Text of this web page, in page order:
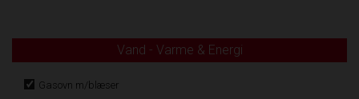
Vand - Varme & Energi
Gasovn m/blæser